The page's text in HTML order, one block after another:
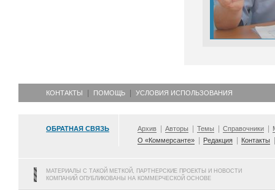
КОНТАКТЫ ПОМОЩЬ УСЛОВИЯ ИСПОЛЬЗОВАНИЯ
ОБРАТНАЯ СВЯЗЬ Архив Авторы Темы Справочники
О «Коммерсанте»
Редакция Контакты
МАТЕРИАЛЫ С ТАКОЙ МЕТКОЙ, ПАРТНЕРСКИЕ ПРОЕКТЫ И НОВОСТИ
КОМПАНИЙ ОПУБЛИКОВАНЫ НА КОММЕРЧЕСКОЙ ОСНОВЕ